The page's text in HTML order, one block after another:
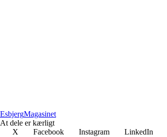
EsbjergMagasinet
At dele er kærligt
X
Facebook Instagram LinkedIn